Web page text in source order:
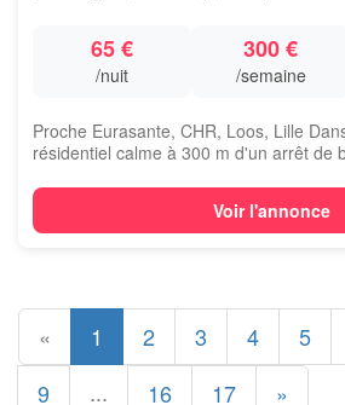
65 €
/nuit
300 €
/semaine
Proche Eurasante, CHR, Loos, Lille
résidentiel calme à 300 m d'un arrêt de
Voir l'annonce
« 1 2 3 4 5
9
... 16 17 »